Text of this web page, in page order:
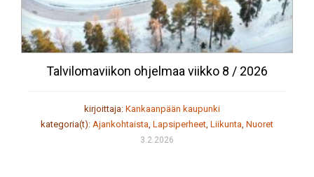
Talvilomaviikon ohjelmaa viikko 8 / 2026
kirjoittaja: Kankaanpään kaupunki
kategoria(t): Ajankohtaista, Lapsiperheet, Liikunta, Nuoret
3.2.2026